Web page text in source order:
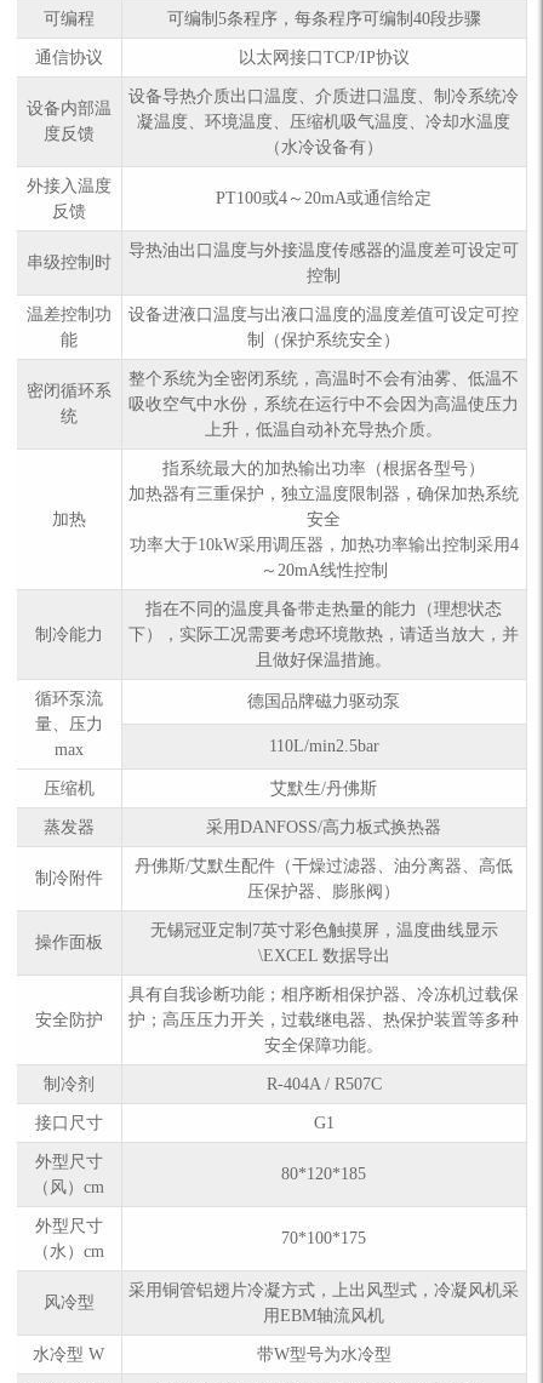
可编程 可编制5条程序，每条程序可编制40段步骤
通信协议 以太网接口TCP/IP协议
设备内部温
度反馈
设备导热介质出口温度、介质进口温度、制冷系统冷
凝温度、环境温度、压缩机吸气温度、冷却水温度
（水冷设备有）
外接入温度
反馈
PT100或4～20mA或通信给定
串级控制时
导热油出口温度与外接温度传感器的温度差可设定可
控制
温差控制功
能
设备进液口温度与出液口温度的温度差值可设定可控
制（保护系统安全）
密闭循环系
统
整个系统为全密闭系统，高温时不会有油雾、低温不
吸收空气中水份，系统在运行中不会因为高温使压力
上升，低温自动补充导热介质。
加热
指系统最大的加热输出功率（根据各型号）
加热器有三重保护，独立温度限制器，确保加热系统
安全
功率大于10kW采用调压器，加热功率输出控制采用4
～20mA线性控制
制冷能力
指在不同的温度具备带走热量的能力（理想状态
下），实际工况需要考虑环境散热，请适当放大，并
且做好保温措施。
循环泵流
量、压力
max
德国品牌磁力驱动泵
110L/min2.5bar
压缩机 艾默生/丹佛斯
蒸发器 采用DANFOSS/高力板式换热器
制冷附件
丹佛斯/艾默生配件（干燥过滤器、油分离器、高低
压保护器、膨胀阀）
操作面板
无锡冠亚定制7英寸彩色触摸屏，温度曲线显示
\EXCEL 数据导出
安全防护
具有自我诊断功能；相序断相保护器、冷冻机过载保
护；高压压力开关，过载继电器、热保护装置等多种
安全保障功能。
制冷剂 R-404A / R507C
接口尺寸 G1
外型尺寸
（风）cm
80*120*185
外型尺寸
（水）cm
70*100*175
风冷型
采用铜管铝翅片冷凝方式，上出风型式，冷凝风机采
用EBM轴流风机
水冷型 W 带W型号为水冷型